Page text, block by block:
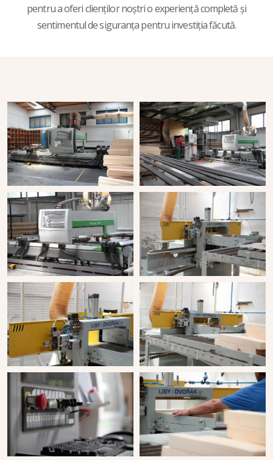
pentru a oferi clienților noștri o experiență completă și
sentimentul de siguranța pentru investiția făcută.